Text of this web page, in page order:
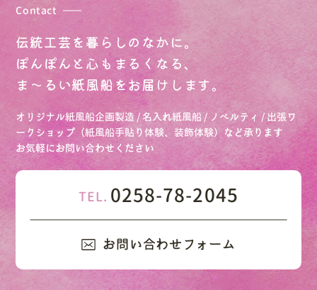
Contact
伝統工芸を暮らしのなかに。
ぽんぽんと心もまるくなる、
ま～るい紙風船をお届けします。
オリジナル紙風船企画製造 / 名入れ紙風船 / ノベルティ / 出張ワ
ークショップ（紙風船手貼り体験、装飾体験）など承ります
お気軽にお問い合わせください
TEL. 0258-78-2045
お問い合わせフォーム